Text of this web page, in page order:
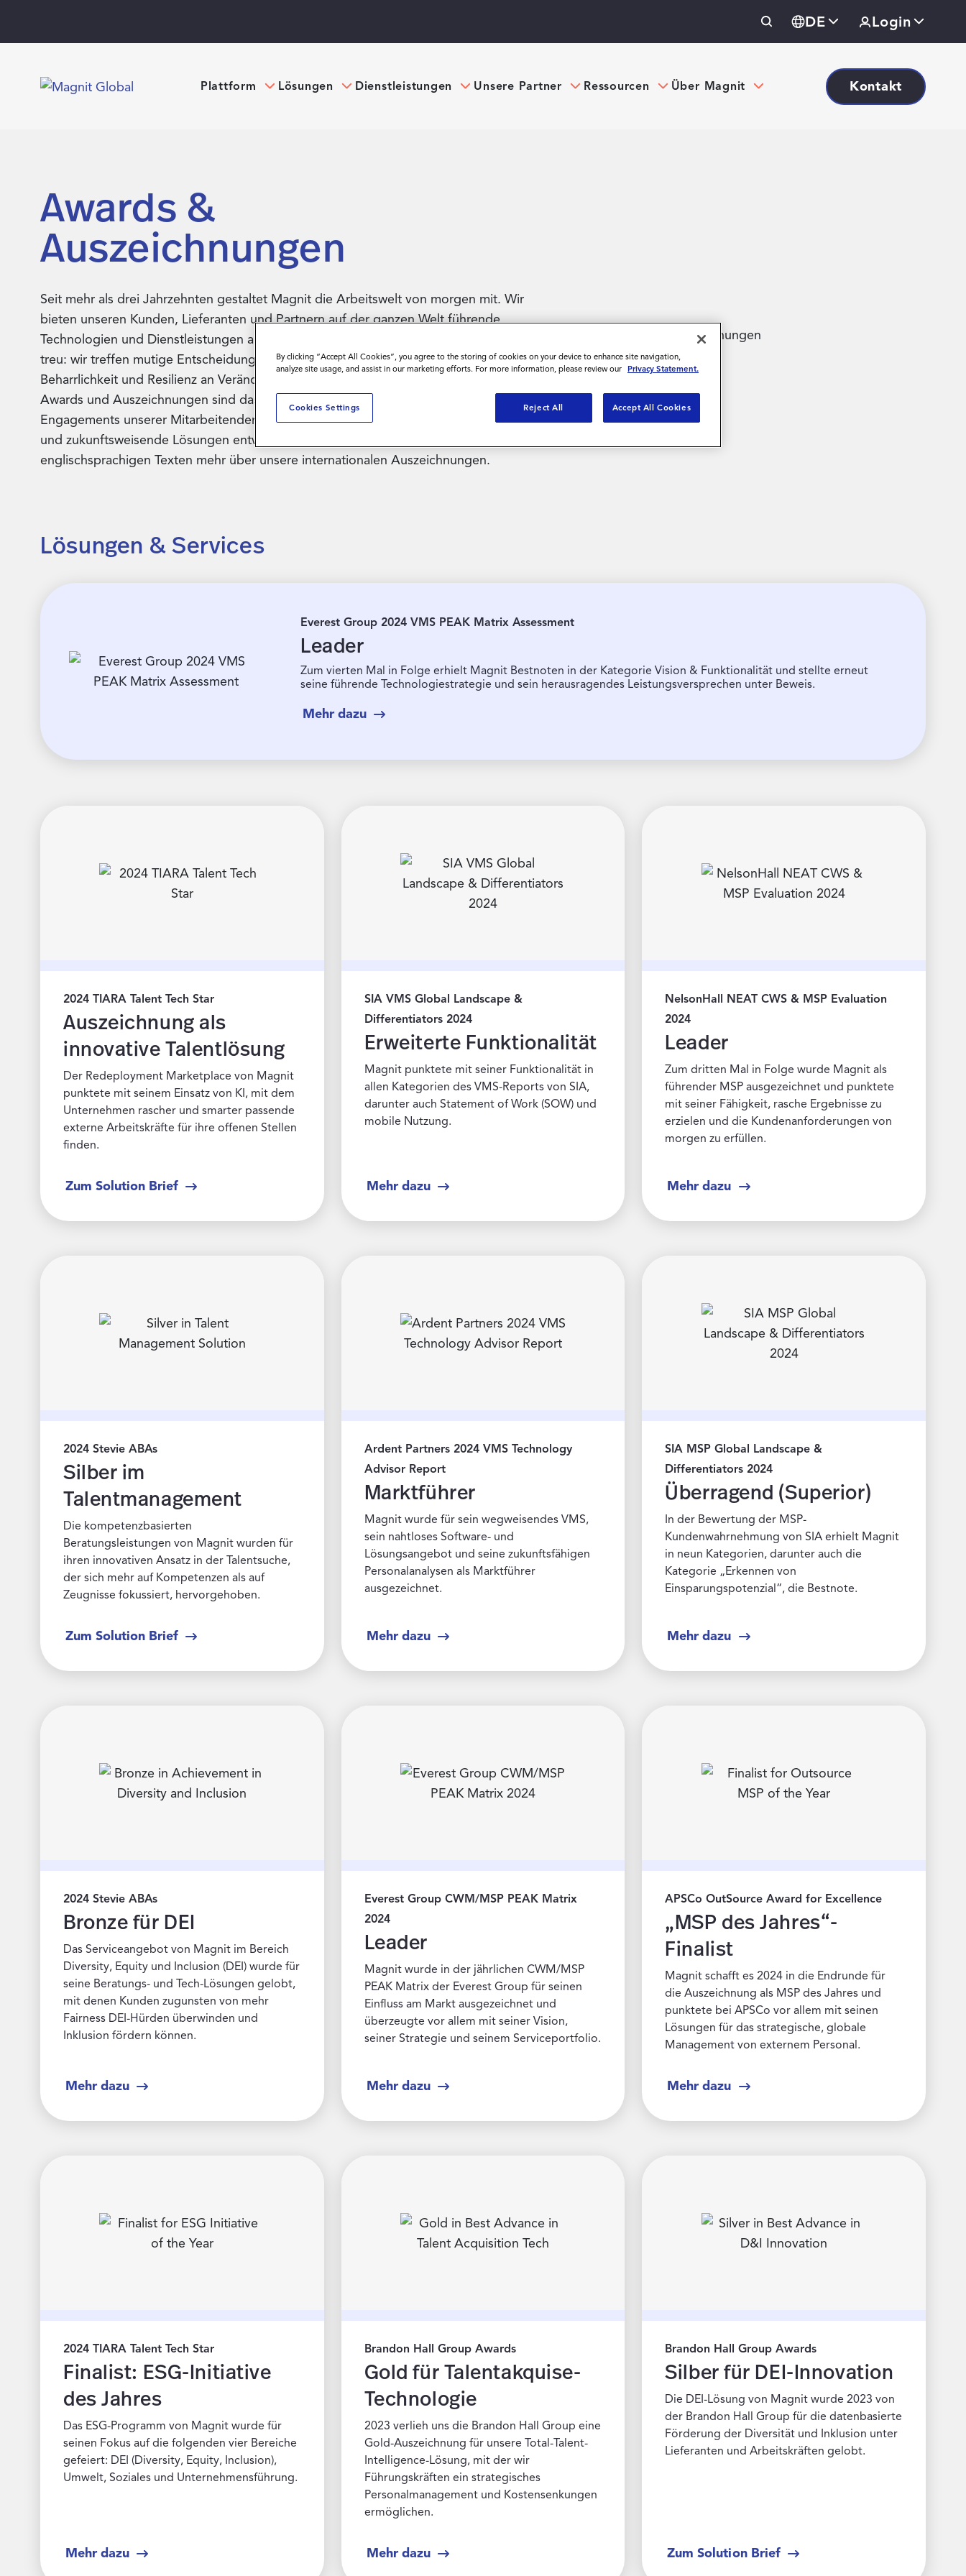
DE Login
Plattform Lösungen Dienstleistungen Unsere Partner Ressourcen Über Magnit Kontakt
Awards &
Auszeichnungen
Seit mehr als drei Jahrzehnten gestaltet Magnit die Arbeitswelt von morgen mit. Wir
bieten unseren Kunden, Lieferanten und Partnern auf der ganzen Welt führende
Technologien und Dienstleistungen an und bleiben dabei stets unserem Erfolgskodex
treu: wir treffen mutige Entscheidungen, treiben Wachstum voran und passen uns mit
Beharrlichkeit und Resilienz an Veränderungen und Herausforderungen an. Diese
Awards und Auszeichnungen sind das unmittelbare Ergebnis des unermüdlichen
Engagements unserer Mitarbeitenden, die immer wieder Spitzenleistungen erbringen
und zukunftsweisende Lösungen entwickeln. Erfahren Sie in den folgenden
englischsprachigen Texten mehr über unsere internationalen Auszeichnungen.
Lösungen & Services
Everest Group 2024 VMS PEAK Matrix Assessment
Leader
Zum vierten Mal in Folge erhielt Magnit Bestnoten in der Kategorie Vision & Funktionalität und stellte erneut
seine führende Technologiestrategie und sein herausragendes Leistungsversprechen unter Beweis.
Mehr dazu
2024 TIARA Talent Tech Star
Auszeichnung als
innovative Talentlösung
Der Redeployment Marketplace von Magnit
punktete mit seinem Einsatz von KI, mit dem
Unternehmen rascher und smarter passende
externe Arbeitskräfte für ihre offenen Stellen
finden.
Zum Solution Brief
SIA VMS Global Landscape &
Differentiators 2024
Erweiterte Funktionalität
Magnit punktete mit seiner Funktionalität in
allen Kategorien des VMS-Reports von SIA,
darunter auch Statement of Work (SOW) und
mobile Nutzung.
Mehr dazu
NelsonHall NEAT CWS & MSP Evaluation
2024
Leader
Zum dritten Mal in Folge wurde Magnit als
führender MSP ausgezeichnet und punktete
mit seiner Fähigkeit, rasche Ergebnisse zu
erzielen und die Kundenanforderungen von
morgen zu erfüllen.
Mehr dazu
2024 Stevie ABAs
Silber im
Talentmanagement
Die kompetenzbasierten
Beratungsleistungen von Magnit wurden für
ihren innovativen Ansatz in der Talentsuche,
der sich mehr auf Kompetenzen als auf
Zeugnisse fokussiert, hervorgehoben.
Zum Solution Brief
Ardent Partners 2024 VMS Technology
Advisor Report
Marktführer
Magnit wurde für sein wegweisendes VMS,
sein nahtloses Software- und
Lösungsangebot und seine zukunftsfähigen
Personalanalysen als Marktführer
ausgezeichnet.
Mehr dazu
SIA MSP Global Landscape &
Differentiators 2024
Überragend (Superior)
In der Bewertung der MSP-
Kundenwahrnehmung von SIA erhielt Magnit
in neun Kategorien, darunter auch die
Kategorie „Erkennen von
Einsparungspotenzial“, die Bestnote.
Mehr dazu
2024 Stevie ABAs
Bronze für DEI
Das Serviceangebot von Magnit im Bereich
Diversity, Equity und Inclusion (DEI) wurde für
seine Beratungs- und Tech-Lösungen gelobt,
mit denen Kunden zugunsten von mehr
Fairness DEI-Hürden überwinden und
Inklusion fördern können.
Mehr dazu
Everest Group CWM/MSP PEAK Matrix
2024
Leader
Magnit wurde in der jährlichen CWM/MSP
PEAK Matrix der Everest Group für seinen
Einfluss am Markt ausgezeichnet und
überzeugte vor allem mit seiner Vision,
seiner Strategie und seinem Serviceportfolio.
Mehr dazu
APSCo OutSource Award for Excellence
„MSP des Jahres“-
Finalist
Magnit schafft es 2024 in die Endrunde für
die Auszeichnung als MSP des Jahres und
punktete bei APSCo vor allem mit seinen
Lösungen für das strategische, globale
Management von externem Personal.
Mehr dazu
2024 TIARA Talent Tech Star
Finalist: ESG-Initiative
des Jahres
Das ESG-Programm von Magnit wurde für
seinen Fokus auf die folgenden vier Bereiche
gefeiert: DEI (Diversity, Equity, Inclusion),
Umwelt, Soziales und Unternehmensführung.
Mehr dazu
Brandon Hall Group Awards
Gold für Talentakquise-
Technologie
2023 verlieh uns die Brandon Hall Group eine
Gold-Auszeichnung für unsere Total-Talent-
Intelligence-Lösung, mit der wir
Führungskräften ein strategisches
Personalmanagement und Kostensenkungen
ermöglichen.
Mehr dazu
Brandon Hall Group Awards
Silber für DEI-Innovation
Die DEI-Lösung von Magnit wurde 2023 von
der Brandon Hall Group für die datenbasierte
Förderung der Diversität und Inklusion unter
Lieferanten und Arbeitskräften gelobt.
Zum Solution Brief
By clicking “Accept All Cookies”, you agree to the storing of cookies on your device to enhance site navigation,
analyze site usage, and assist in our marketing efforts. For more information, please review our Privacy Statement.
Reject All Accept All Cookies
Cookies Settings